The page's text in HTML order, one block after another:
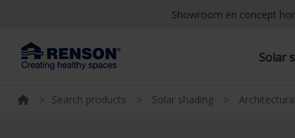
Showroom en concept
Solar
> Search products > Solar shading >